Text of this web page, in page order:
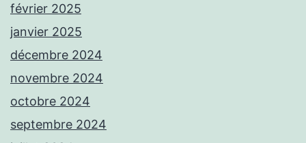
février 2025
janvier 2025
décembre 2024
novembre 2024
octobre 2024
septembre 2024